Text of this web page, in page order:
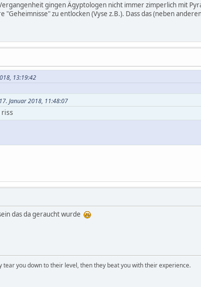
gingen Ägyptologen nicht immer zimperlich mit
"Geheimnisse" zu entlocken (Vyse z.B.). Dass das (neben
13:19:42
Januar 2018, 11:48:07
das da geraucht wurde
you down to their level, then they beat you with their experience.